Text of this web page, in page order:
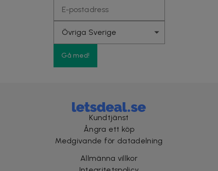
Gå med!
Kundtjänst
Ångra ett köp
Medgivande för datadelning
Allmänna villkor